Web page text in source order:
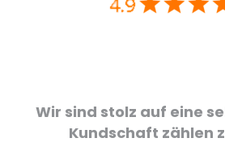
Wir sind stolz auf eine
Kundschaft zählen